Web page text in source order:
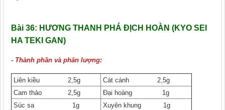
Bài 36: HƯƠNG THANH PHÁ ĐỊCH HOÀN (KYO SEI
HA TEKI GAN)
- Thành phần và phân lượng:
Liên kiều 2,5g
Cát cánh 2,5g
Cam thảo 2,5g
Đại hoàng 1g
Súc sa 1g
Xuyên khung 1g